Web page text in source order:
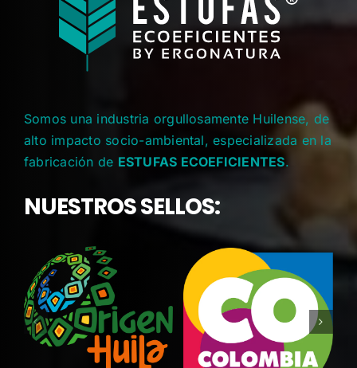
Somos una industria orgullosamente Huilense, de
alto impacto socio-ambiental, especializada en la
fabricación de ESTUFAS ECOEFICIENTES.
NUESTROS SELLOS: